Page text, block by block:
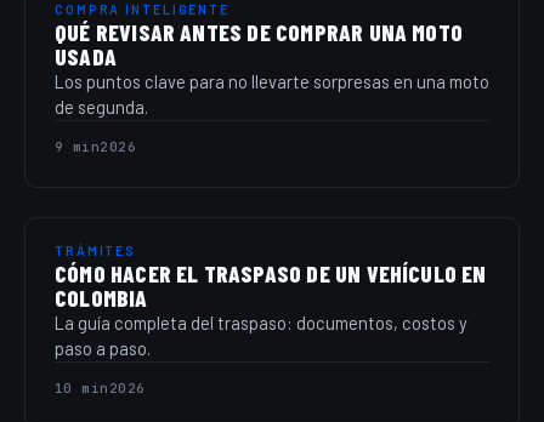
COMPRA INTELIGENTE
QUÉ REVISAR ANTES DE COMPRAR UNA MOTO
USADA
Los puntos clave para no llevarte sorpresas en una moto
de segunda.
9 min2026
TRÁMITES
CÓMO HACER EL TRASPASO DE UN VEHÍCULO EN
COLOMBIA
La guía completa del traspaso: documentos, costos y
paso a paso.
10 min 2026